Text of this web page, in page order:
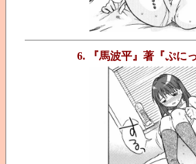
6. 『馬波平』著『ぷに